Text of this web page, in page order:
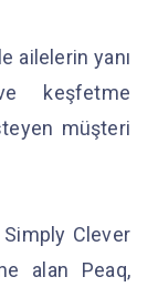
ailelerin yanı
keşfetme
müşteri
Clever
alan Peaq,